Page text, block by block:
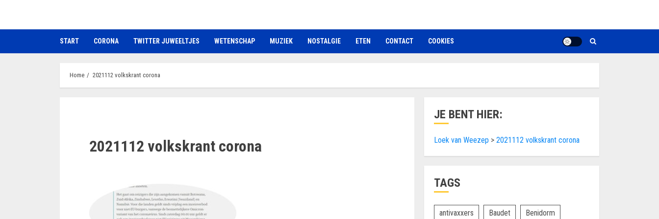
de
START CORONA TWITTER JUWEELTJES WETENSCHAP MUZIEK NOSTALGIE ETEN CONTACT COOKIES
Home 2021112 volkskrant corona
2021112 volkskrant corona
JE BENT HIER:
Loek van Weezep >2021112 volkskrant corona
TAGS
antivaxxers Baudet Benidorm